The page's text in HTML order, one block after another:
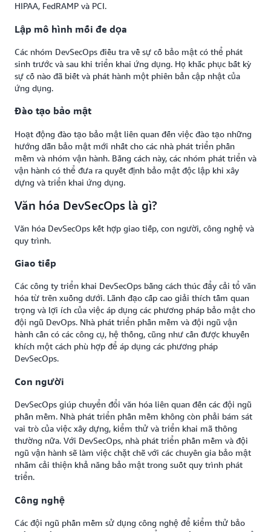
HIPAA, FedRAMP và PCI.
Lập mô hình mối đe dọa
Các nhóm DevSecOps điều tra về sự cố bảo mật có thể phát
sinh trước và sau khi triển khai ứng dụng. Họ khắc phục bất kỳ
sự cố nào đã biết và phát hành một phiên bản cập nhật của
ứng dụng.
Đào tạo bảo mật
Hoạt động đào tạo bảo mật liên quan đến việc đào tạo những
hướng dẫn bảo mật mới nhất cho các nhà phát triển phần
mềm và nhóm vận hành. Bằng cách này, các nhóm phát triển và
vận hành có thể đưa ra quyết định bảo mật độc lập khi xây
dựng và triển khai ứng dụng.
Văn hóa DevSecOps là gì?
Văn hóa DevSecOps kết hợp giao tiếp, con người, công nghệ và
quy trình.
Giao tiếp
Các công ty triển khai DevSecOps bằng cách thúc đẩy cải tổ văn
hóa từ trên xuống dưới. Lãnh đạo cấp cao giải thích tầm quan
trọng và lợi ích của việc áp dụng các phương pháp bảo mật cho
đội ngũ DevOps. Nhà phát triển phần mềm và đội ngũ vận
hành cần có các công cụ, hệ thống, cũng như cần được khuyến
khích một cách phù hợp để áp dụng các phương pháp
DevSecOps.
Con người
DevSecOps giúp chuyển đổi văn hóa liên quan đến các đội ngũ
phần mềm. Nhà phát triển phần mềm không còn phải bám sát
vai trò của việc xây dựng, kiểm thử và triển khai mã thông
thường nữa. Với DevSecOps, nhà phát triển phần mềm và đội
ngũ vận hành sẽ làm việc chặt chẽ với các chuyên gia bảo mật
nhằm cải thiện khả năng bảo mật trong suốt quy trình phát
triển.
Công nghệ
Các đội ngũ phần mềm sử dụng công nghệ để kiểm thử bảo